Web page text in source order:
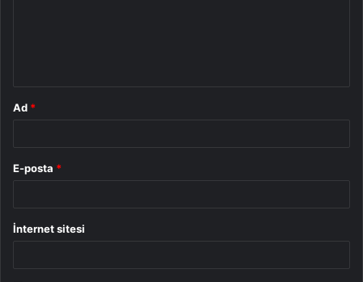
Ad *
E-posta *
İnternet sitesi